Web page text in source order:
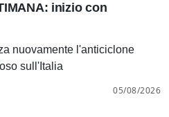
inizio con
nuovamente l'anticiclone
sull'Italia
05/08/2026